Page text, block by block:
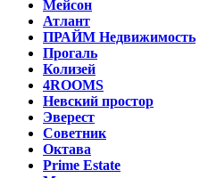
Мейсон
Атлант
ПРАЙМ Недвижимость
Прогаль
Колизей
4ROOMS
Невский простор
Эверест
Советник
Октава
Prime Estate